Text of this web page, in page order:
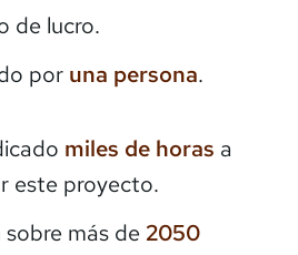
de lucro.
por una persona.
miles de horas a
este proyecto.
más de 2050